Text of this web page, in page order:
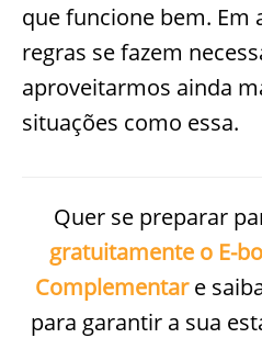
que funcione bem. Em
regras se fazem
aproveitarmos ainda
situações como essa.
Quer se preparar
gratuitamente o E-
Complementare
para garantir a sua